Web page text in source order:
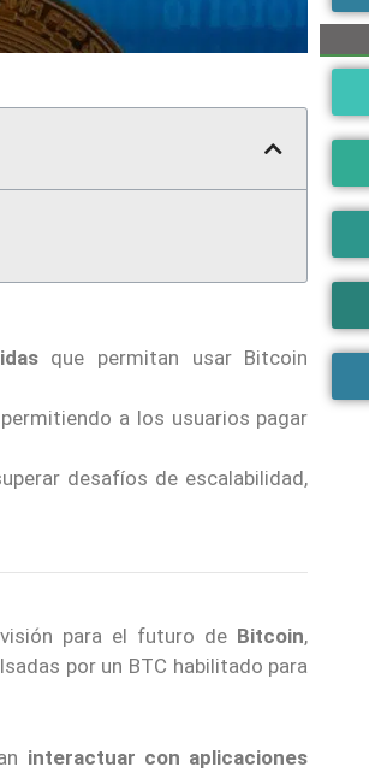
que permitan usar Bitcoin
a los usuarios pagar
desafíos de escalabilidad,
para el futuro de Bitcoin,
por un BTC habilitado para
interactuar con aplicaciones